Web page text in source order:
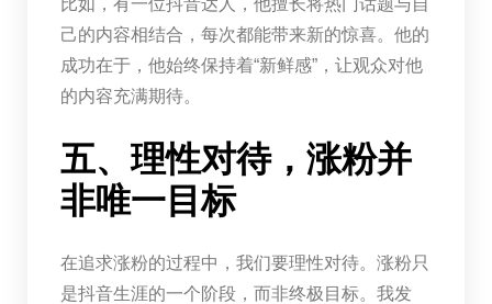
己的内容相结合，每次都能带来新的惊喜。他的
成功在于，他始终保持着“新鲜感”，让观众对他
的内容充满期待。
五、理性对待，涨粉并
非唯一目标
在追求涨粉的过程中，我们要理性对待。涨粉只
是抖音生涯的一个阶段，而非终极目标。我发